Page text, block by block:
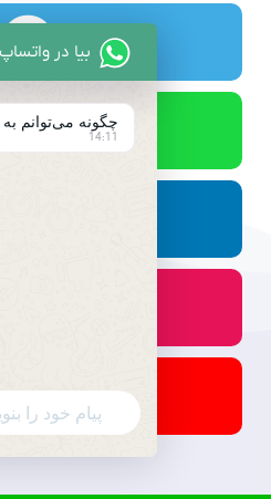
بیا در
چگونه می‌توانم
14:11
WhatsApp
Message